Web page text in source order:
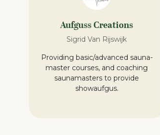
Aufguss Creations
Sigrid Van Rijswijk
Providing basic/advanced sauna-
master courses, and coaching
saunamasters to provide
showaufgus.